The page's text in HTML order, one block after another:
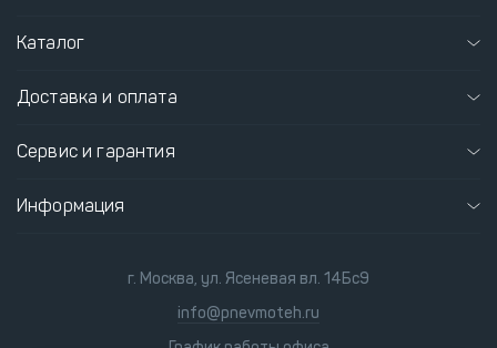
Каталог
Доставка и оплата
Сервис и гарантия
Информация
г. Москва, ул. Ясеневая вл. 14Бс9
info@pnevmoteh.ru